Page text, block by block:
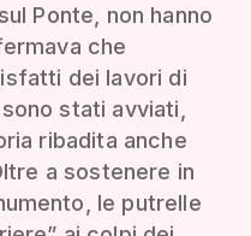
Ponte, non hanno
che
dei lavori di
stati avviati,
ribadita anche
a sostenere in
le putrelle